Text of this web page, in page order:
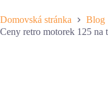
Domovská stránka Blog
Ceny retro motorek 125 na